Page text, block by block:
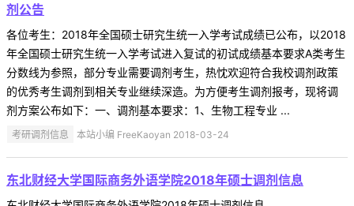
剂公告
各位考生：2018年全国硕士研究生统一入学考试成绩已公布，以2018
年全国硕士研究生统一入学考试进入复试的初试成绩基本要求A类考生
分数线为参照，部分专业需要调剂考生，热忱欢迎符合我校调剂政策
的优秀考生调剂到相关专业继续深造。为方便考生调剂报考，现将调
剂方案公布如下：一、调剂基本要求：1、生物工程专业 ...
考研调剂信息 本站小编 FreeKaoyan 2018-03-24
东北财经大学国际商务外语学院2018年硕士调剂信息